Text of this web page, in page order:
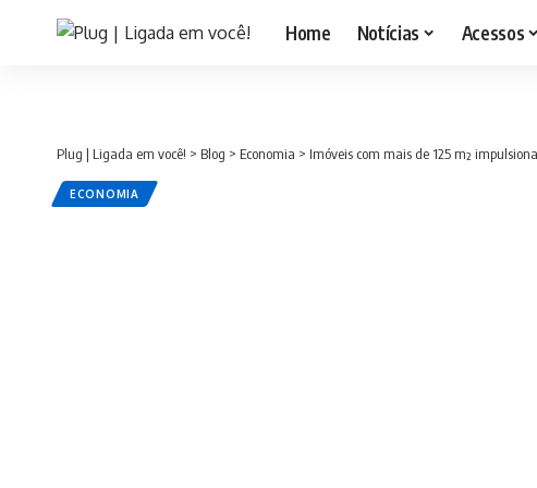
Home Notícias Acessos
Plug | Ligada em você! > Blog > Economia > Imóveis com mais de 125 m²
ECONOMIA